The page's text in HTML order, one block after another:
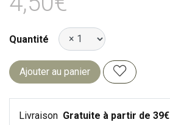
Quantité
Ajouter au panier
Livraison Gratuite à partir de 39€